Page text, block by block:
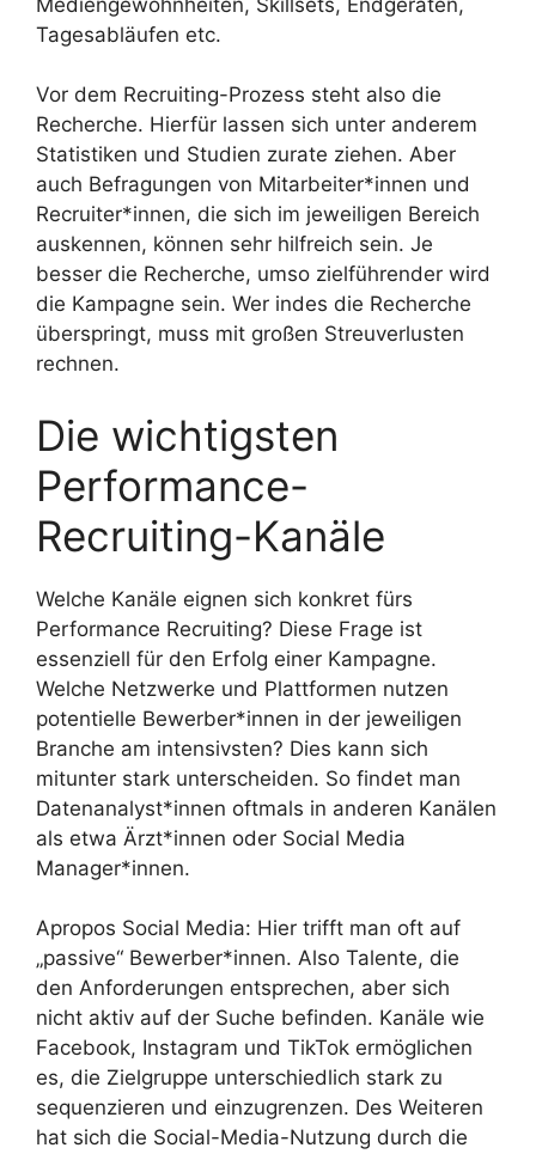
Tagesabläufen etc.
Vor dem Recruiting-Prozess steht also die
Recherche. Hierfür lassen sich unter anderem
Statistiken und Studien zurate ziehen. Aber
auch Befragungen von Mitarbeiter*innen und
Recruiter*innen, die sich im jeweiligen Bereich
auskennen, können sehr hilfreich sein. Je
besser die Recherche, umso zielführender wird
die Kampagne sein. Wer indes die Recherche
überspringt, muss mit großen Streuverlusten
rechnen.
Die wichtigsten
Performance-
Recruiting-Kanäle
Welche Kanäle eignen sich konkret fürs
Performance Recruiting? Diese Frage ist
essenziell für den Erfolg einer Kampagne.
Welche Netzwerke und Plattformen nutzen
potentielle Bewerber*innen in der jeweiligen
Branche am intensivsten? Dies kann sich
mitunter stark unterscheiden. So findet man
Datenanalyst*innen oftmals in anderen Kanälen
als etwa Ärzt*innen oder Social Media
Manager*innen.
Apropos Social Media: Hier trifft man oft auf
„passive“ Bewerber*innen. Also Talente, die
den Anforderungen entsprechen, aber sich
nicht aktiv auf der Suche befinden. Kanäle wie
Facebook, Instagram und TikTok ermöglichen
es, die Zielgruppe unterschiedlich stark zu
sequenzieren und einzugrenzen. Des Weiteren
hat sich die Social-Media-Nutzung durch die